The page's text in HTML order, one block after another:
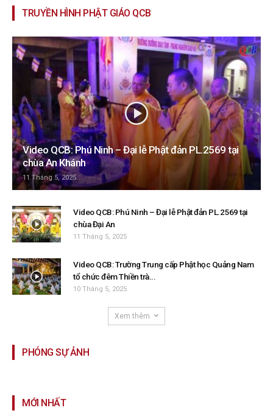
TRUYỀN HÌNH PHẬT GIÁO QCB
Video QCB: Phú Ninh – Đại lễ Phật đản PL.2569 tại
chùa An Khánh
11 Tháng 5, 2025
Video QCB: Phú Ninh – Đại lễ Phật đản PL.2569 tại
chùa Đại An
11 Tháng 5, 2025
Video QCB: Trường Trung cấp Phật học Quảng Nam
tổ chức đêm Thiền trà...
10 Tháng 5, 2025
Xem thêm
PHÓNG SỰ ẢNH
MỚI NHẤT